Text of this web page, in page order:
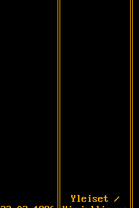
Yleiset /